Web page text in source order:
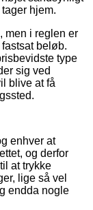
hjem.
men i reglen er
beløb.
type
sig ved
blive at få
enhver at
og derfor
at trykke
lige så vel
endda nogle